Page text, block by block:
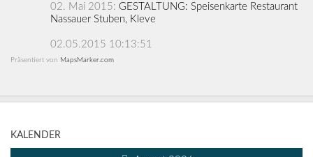
02. Mai 2015: GESTALTUNG: Speisenkarte Restaurant
Nassauer Stuben, Kleve
02.05.2015 10:13:51
Präsentiert von MapsMarker.com
KALENDER